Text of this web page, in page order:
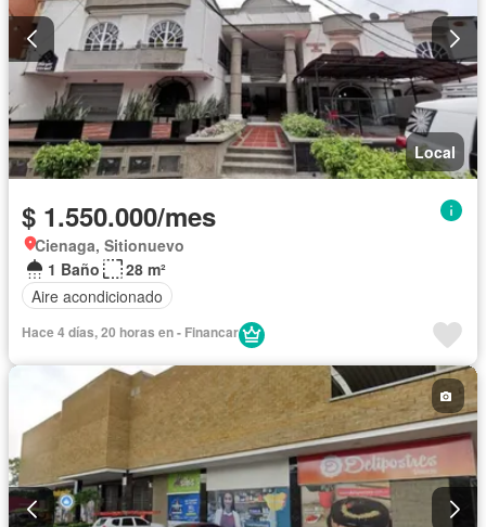
Local
$ 1.550.000/mes
Cienaga, Sitionuevo
1 Baño
28 m²
Aire acondicionado
Hace 4 días, 20 horas en - Financar